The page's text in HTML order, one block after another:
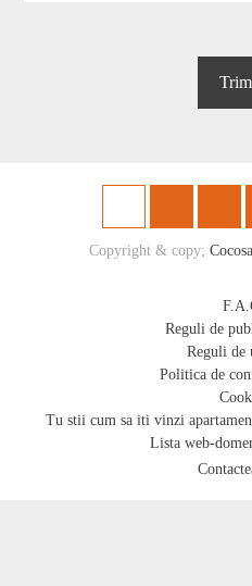
Copyright & copy;
Reguli de
Reguli de
Politica de
Lista web-